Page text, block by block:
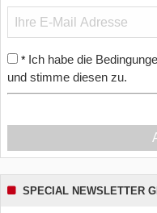
* Ich habe die
und stimme diesen zu.
SPECIAL NEWSLETTER